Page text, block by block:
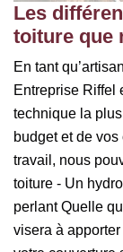
Les
toiture que
En tant
Entreprise Riffel
technique la
budget et de
travail, nous
toiture - Un
perlant Quelle
visera à apporter